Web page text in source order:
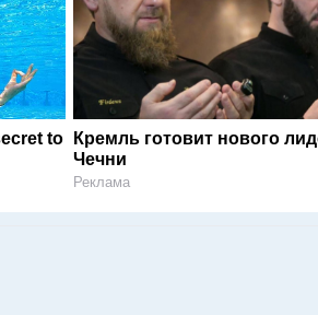
to
Кремль готовит нового
Чечни
Реклама